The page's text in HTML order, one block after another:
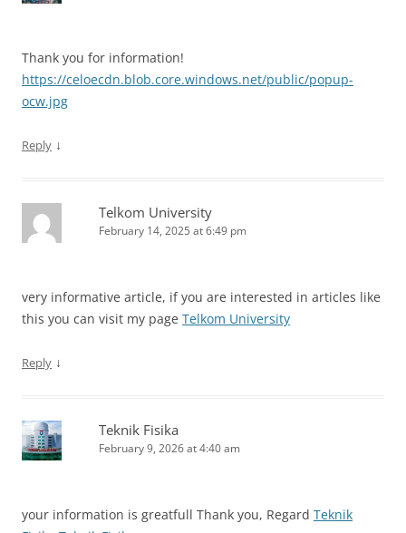
Thank you for information!
https://celoecdn.blob.core.windows.net/public/popup-
ocw.jpg
Reply ↓
Telkom University
February 14, 2025 at 6:49 pm
very informative article, if you are interested in articles like
this you can visit my page Telkom University
Reply ↓
Teknik Fisika
February 9, 2026 at 4:40 am
your information is greatfull Thank you, Regard Teknik